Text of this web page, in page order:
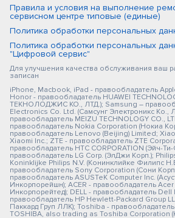
Правила и условия на выполнение
сервисном центре типовые (единые)
Политика обработки персональных
Политика обработки персональных
"Цифровой сервис"
Для улучшения качества обслуживания ваш
записан
iPhone, Macbook, iPad - правообладатель
Honor - правообладатель HUAWEI
ТЕКНОЛОДЖИС КО., ЛТД.); Samsung –
Electronics Co. Ltd. (Самсунг Электроникс Ко.,
правообладатель MEIZU TECHNOLOGY CO.,
правообладатель Nokia Corporation (Нокиа
правообладатель Lenovo (Beijing) Limited;
Xiaomi Inc.; ZTE - правообладатель ZTE
правообладатель HTC CORPORATION (Эйч-
правообладатель LG Corp. (ЭлДжи Корп.);
Koninklijke Philips N.V. (Конинклийке Филипс
правообладатель Sony Corporation (Сони
правообладатель ASUSTeK Computer Inc.
Инкорпорейшн); ACER - правообладатель
Инкорпорейтед); DELL - правообладатель Dell
правообладатель HP Hewlett-Packard Group
Паккард Груп ЛЛК); Toshiba - правообладатель
TOSHIBA, also trading as Toshiba